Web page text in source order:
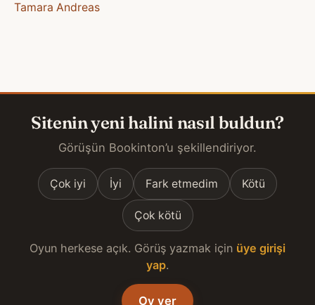
Tamara Andreas
Sitenin yeni halini nasıl buldun?
Görüşün Bookinton’u şekillendiriyor.
Çok iyi İyi Fark etmedim Kötü
Çok kötü
Oyun herkese açık. Görüş yazmak için üye girişi
yap.
Oy ver